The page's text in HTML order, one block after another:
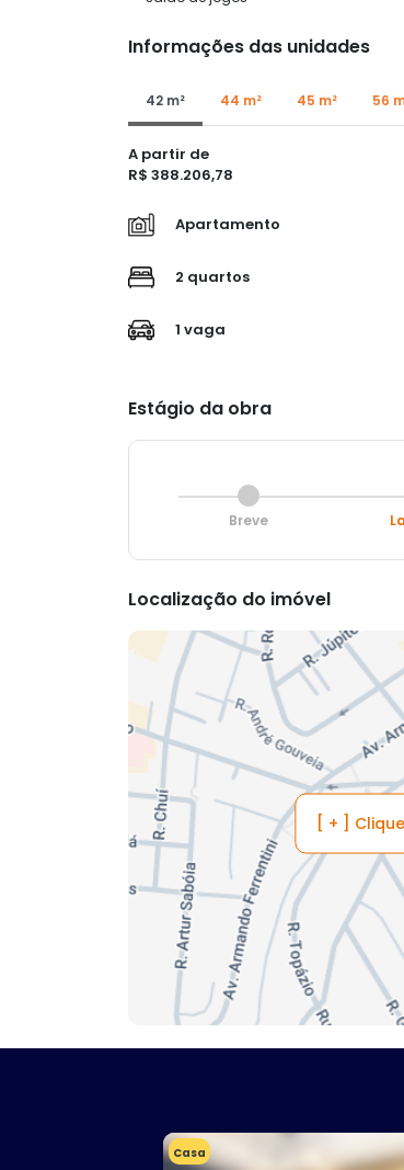
Informações das unidades
42 m² 44 m² 45 m² 56
A partir de
R$ 388.206,78
Apartamento
2 quartos
1 vaga
Estágio da obra
Breve
Localização do imóvel
[ + ]
Casa